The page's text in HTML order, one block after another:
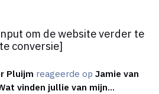
om de website verder te
conversie]
Pluijm reageerde opJamie van
vinden jullie van mijn...